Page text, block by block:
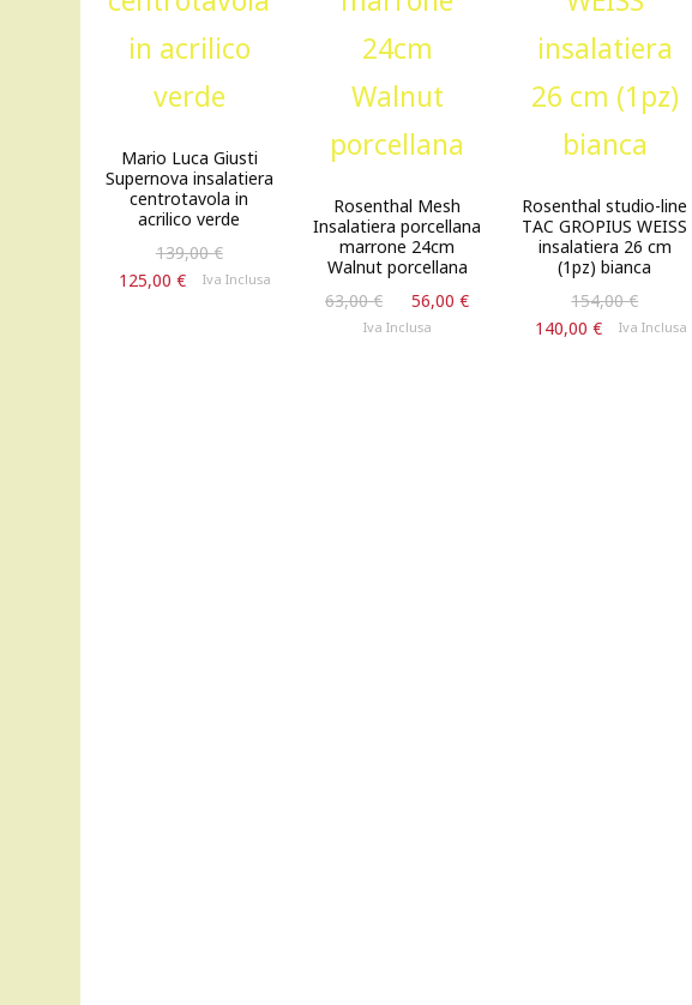
Mario Luca Giusti
Supernova insalatiera
centrotavola in
acrilico verde
139,00€
prezzo
125,00€
IlIva Inclusa
Rosenthal Mesh
Insalatiera porcellana
marrone 24cm
Walnut porcellana
63,00€
prezzo
56,00€
Iva Inclusa
Rosenthal studio-line
TAC GROPIUS WEISS
insalatiera 26 cm
(1pz) bianca
154,00€
prezzo
140,00 €
IlIva Inclusa